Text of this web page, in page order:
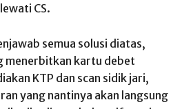
CS.
semua solusi diatas,
menerbitkan kartu debet
KTP dan scan sidik jari,
yang nantinya akan langsung